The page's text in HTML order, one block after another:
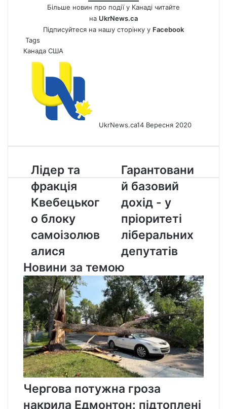
Більше новин про події у Канаді читайте
на UkrNews.ca
Підписуйтеся на нашу сторінку у Facebook
Tags
Канада США
UkrNews.ca14 Вересня 2020
Лідер
та
фракція
Квебецького
блоку
самоізолювалися
Лідер та
фракція
Квебецьког
о блоку
самоізолюв
алися
Гарантований
базовий
дохід
-
у
пріоритеті
ліберальних
депутатів
Гарантовани
й базовий
дохід - у
пріоритеті
ліберальних
депутатів
Новини за темою
Чергова потужна гроза
накрила Едмонтон: підтоплені